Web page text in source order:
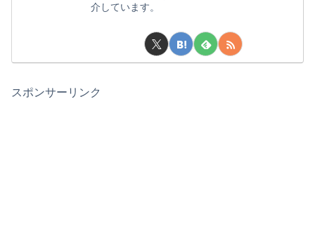
介しています。
スポンサーリンク